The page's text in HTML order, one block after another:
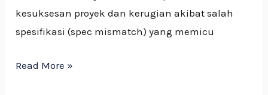
kesuksesan proyek dan kerugian akibat salah
spesifikasi (spec mismatch) yang memicu
Read More »